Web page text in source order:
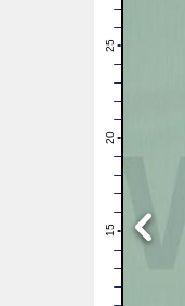
12
13
14
15
16
17
18
19
20
21
22
23
24
25
26
27